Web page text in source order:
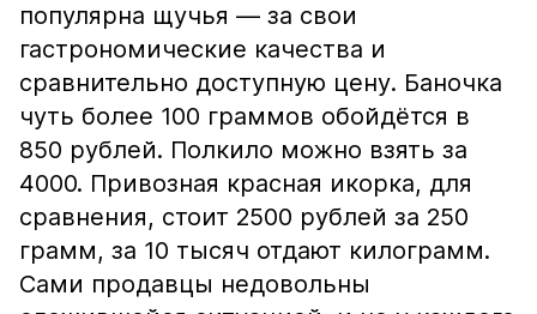
популярна щучья — за свои
гастрономические качества и
сравнительно доступную цену. Баночка
чуть более 100 граммов обойдётся в
850 рублей. Полкило можно взять за
4000. Привозная красная икорка, для
сравнения, стоит 2500 рублей за 250
грамм, за 10 тысяч отдают килограмм.
Сами продавцы недовольны